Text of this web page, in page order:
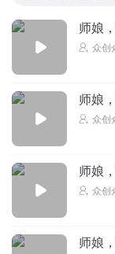
师娘
众创
师娘
众创
师娘
众创
师娘